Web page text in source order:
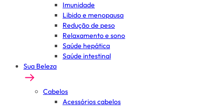
Imunidade
Libido e menopausa
Redução de peso
Relaxamento e sono
Saúde hepática
Saúde intestinal
Sua Beleza
Cabelos
Acessórios cabelos